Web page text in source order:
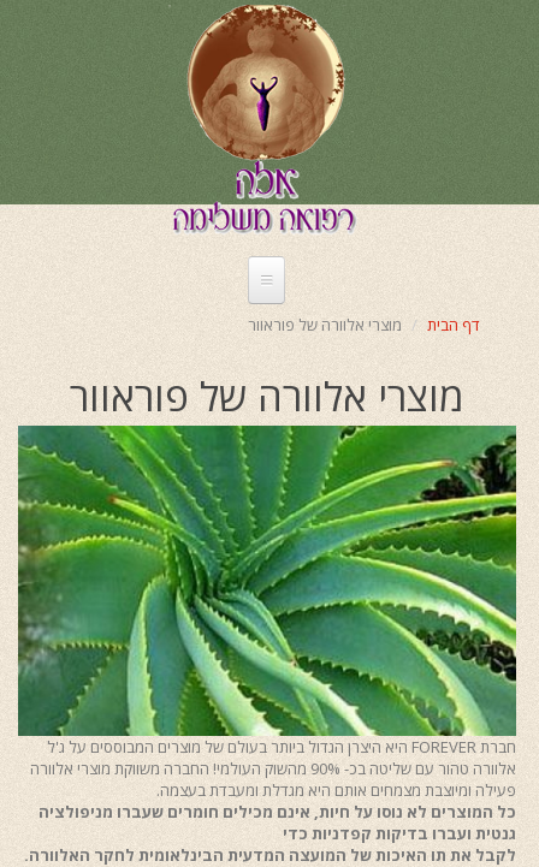
דף הבית מוצרי אלוורה של פוראוור
מוצרי אלוורה של פוראוור
חברת FOREVER היא היצרן הגדול ביותר בעולם של מוצרים המבוססים על ג'ל
אלוורה טהור עם שליטה בכ- 90% מהשוק העולמי! החברה משווקת מוצרי אלוורה
פעילה ומיוצבת מצמחים אותם היא מגדלת ומעבדת בעצמה.
כל המוצרים לא נוסו על חיות, אינם מכילים חומרים שעברו מניפולציה
גנטית ועברו בדיקות קפדניות כדי
לקבל את תו האיכות של המועצה המדעית הבינלאומית לחקר האלוורה.